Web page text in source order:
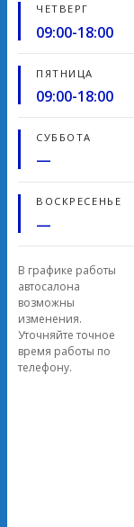
ЧЕТВЕРГ
09:00-18:00
ПЯТНИЦА
09:00-18:00
СУББОТА
—
ВОСКРЕСЕНЬЕ
—
В графике работы
автосалона
возможны
изменения.
Уточняйте точное
время работы по
телефону.